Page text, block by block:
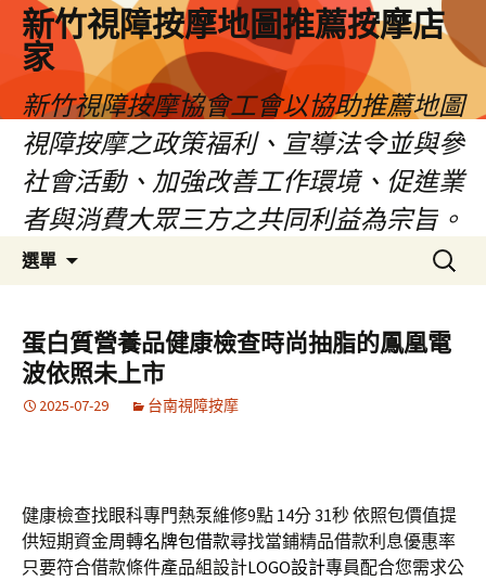
新竹視障按摩地圖推薦按摩店
家
新竹視障按摩協會工會以協助推薦地圖
視障按摩之政策福利、宣導法令並與參
社會活動、加強改善工作環境、促進業
者與消費大眾三方之共同利益為宗旨。
選單
容
區
搜
尋
鍵
字:
蛋白質營養品健康檢查時尚抽脂的鳳凰電
波依照未上市
2025-07-29 台南視障按摩
健康檢查找眼科專門熱泵維修9點 14分 31秒依照包價值提
供短期資金周轉名牌包借款尋找當鋪精品借款利息優惠率
只要符合借款條件產品組設計LOGO設計專員配合您需求公